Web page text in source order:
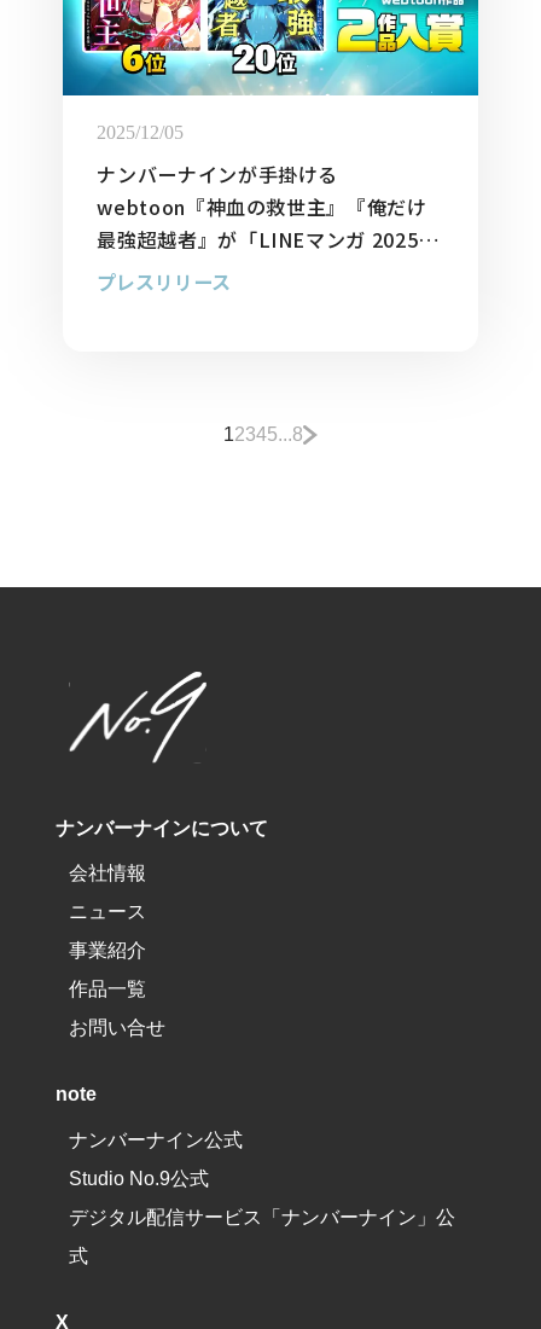
2025/12/05
ナンバーナインが手掛ける
webtoon『神血の救世主』『俺だけ
最強超越者』が「LINEマンガ 2025 年
間ランキング」にランクイン
プレスリリース
12345...8
ナンバーナインについて
会社情報
ニュース
事業紹介
作品一覧
お問い合せ
note
ナンバーナイン公式
Studio No.9公式
デジタル配信サービス「ナンバーナイン」公
式
X